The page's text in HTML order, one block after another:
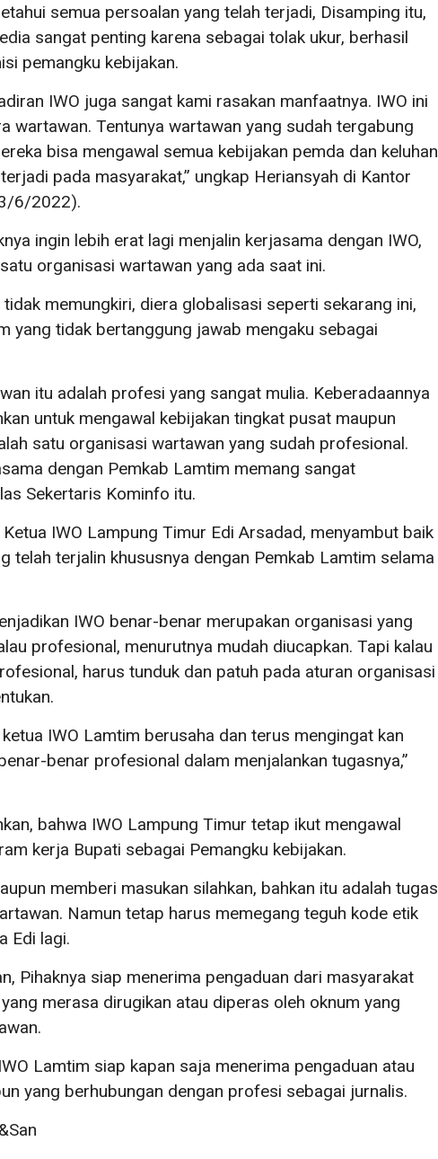
semua persoalan yang telah terjadi, Disamping itu,
sangat penting karena sebagai tolak ukur, berhasil
pemangku kebijakan.
IWO juga sangat kami rasakan manfaatnya. IWO ini
wartawan. Tentunya wartawan yang sudah tergabung
bisa mengawal semua kebijakan pemda dan keluhan
pada masyarakat,” ungkap Heriansyah di Kantor
6/2022).
ingin lebih erat lagi menjalin kerjasama dengan IWO,
organisasi wartawan yang ada saat ini.
tidak memungkiri, diera globalisasi seperti sekarang ini,
yang tidak bertanggung jawab mengaku sebagai
itu adalah profesi yang sangat mulia. Keberadaannya
untuk mengawal kebijakan tingkat pusat maupun
satu organisasi wartawan yang sudah profesional.
dengan Pemkab Lamtim memang sangat
Sekertaris Kominfo itu.
IWO Lampung Timur Edi Arsadad, menyambut baik
telah terjalin khususnya dengan Pemkab Lamtim selama
IWO benar-benar merupakan organisasi yang
profesional, menurutnya mudah diucapkan. Tapi kalau
harus tunduk dan patuh pada aturan organisasi
ketua IWO Lamtim berusaha dan terus mengingat kan
benar profesional dalam menjalankan tugasnya,”
bahwa IWO Lampung Timur tetap ikut mengawal
kerja Bupati sebagai Pemangku kebijakan.
memberi masukan silahkan, bahkan itu adalah tugas
Namun tetap harus memegang teguh kode etik
Edi lagi.
Pihaknya siap menerima pengaduan dari masyarakat
merasa dirugikan atau diperas oleh oknum yang
Lamtim siap kapan saja menerima pengaduan atau
yang berhubungan dengan profesi sebagai jurnalis.